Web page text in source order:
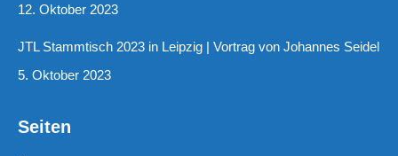
12. Oktober 2023
JTL Stammtisch 2023 in Leipzig | Vortrag von Johannes Seidel
5. Oktober 2023
Seiten